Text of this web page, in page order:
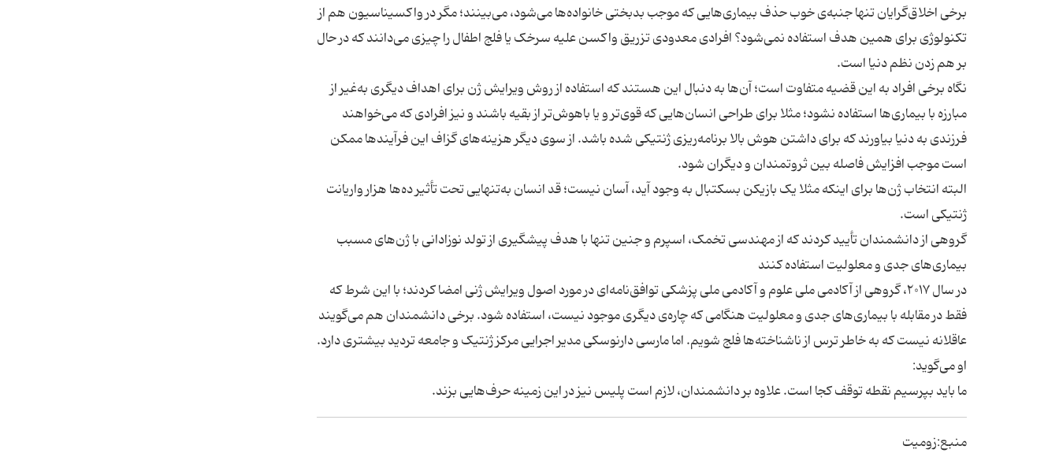
برخی اخلاق‌گرایان تنها جنبه‌ی خوب حذف بیماری‌هایی که موجب بدبختی خانواده‌ها می‌شود، می‌بینند؛ مگر در واکسیناسیون هم از
تکنولوژی برای همین هدف استفاده نمی‌شود؟ افرادی معدودی تزریق واکسن علیه سرخک یا فلج اطفال را چیزی می‌دانند که در حال
بر هم زدن نظم دنیا است.
نگاه برخی افراد به این قضیه متفاوت‌ است؛ آن‌ها به دنبال این هستند که استفاده از روش ویرایش ژن برای اهداف دیگری به‌غیر از
مبارزه با بیماری‌ها استفاده نشود؛ مثلا برای طراحی انسان‌هایی که قوی‌تر و یا باهوش‌تر از بقیه باشند و نیز افرادی که می‌خواهند
فرزندی به دنیا بیاورند که برای داشتن هوش بالا برنامه‌ریزی ژنتیکی شده باشد. از سوی دیگر هزینه‌های گزاف این فرآیندها ممکن
است موجب افزایش فاصله بین ثروتمندان و دیگران شود.
البته انتخاب ژن‌ها برای اینکه مثلا یک بازیکن بسکتبال به وجود آید، آسان نیست؛ قد انسان به‎‌تنهایی تحت تأثیر ده‌ها هزار واریانت
ژنتیکی است.
گروهی از دانشمندان تأیید کردند که از مهندسی تخمک، اسپرم و جنین‌ تنها با هدف پیشگیری از تولد نوزادانی با ژن‌های مسبب
بیماری‌های جدی و معلولیت استفاده کنند
در سال ۲۰۱۷، گروهی از آکادمی ملی علوم و آکادمی ملی پزشکی توافق‌نامه‌ای در مورد اصول ویرایش ژنی امضا کردند؛ با این شرط که
فقط در مقابله با بیماری‌های جدی و معلولیت هنگامی که چاره‌ی دیگری موجود نیست، استفاده شود. برخی دانشمندان هم می‌گویند
عاقلانه نیست که به خاطر ترس از ناشناخته‌ها فلج شویم. اما مارسی دارنوسکی مدیر اجرایی مرکز ژنتیک و جامعه تردید بیشتری دارد.
او می‌گوید:
ما باید بپرسیم نقطه توقف کجا است. علاوه بر دانشمندان، لازم است پلیس نیز در این زمینه حرف‌هایی بزند.
منبع:زومیت